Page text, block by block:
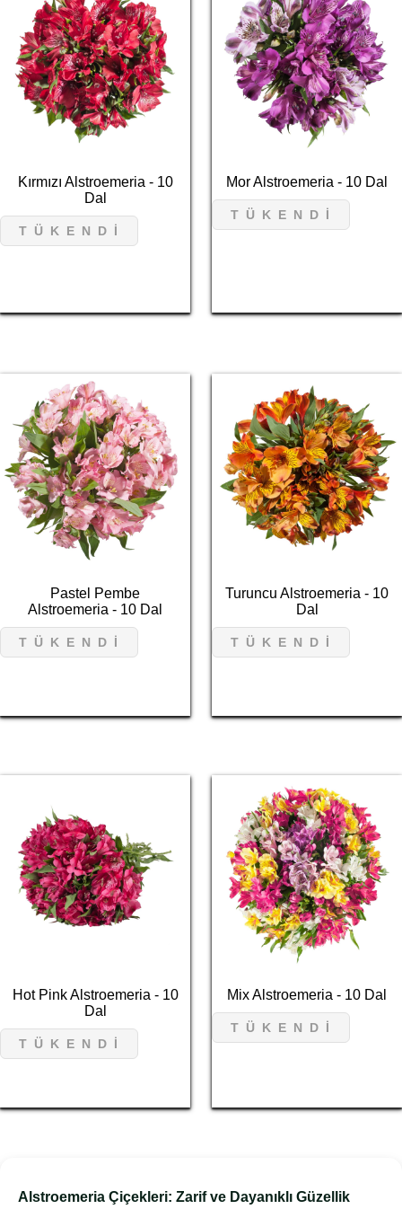
Kırmızı Alstroemeria - 10
Dal
T Ü K E N D İ
Mor Alstroemeria - 10 Dal
T Ü K E N D İ
Pastel Pembe
Alstroemeria - 10 Dal
T Ü K E N D İ
Turuncu Alstroemeria - 10
Dal
T Ü K E N D İ
Hot Pink Alstroemeria - 10
Dal
T Ü K E N D İ
Mix Alstroemeria - 10 Dal
T Ü K E N D İ
Alstroemeria Çiçekleri: Zarif ve Dayanıklı Güzellik